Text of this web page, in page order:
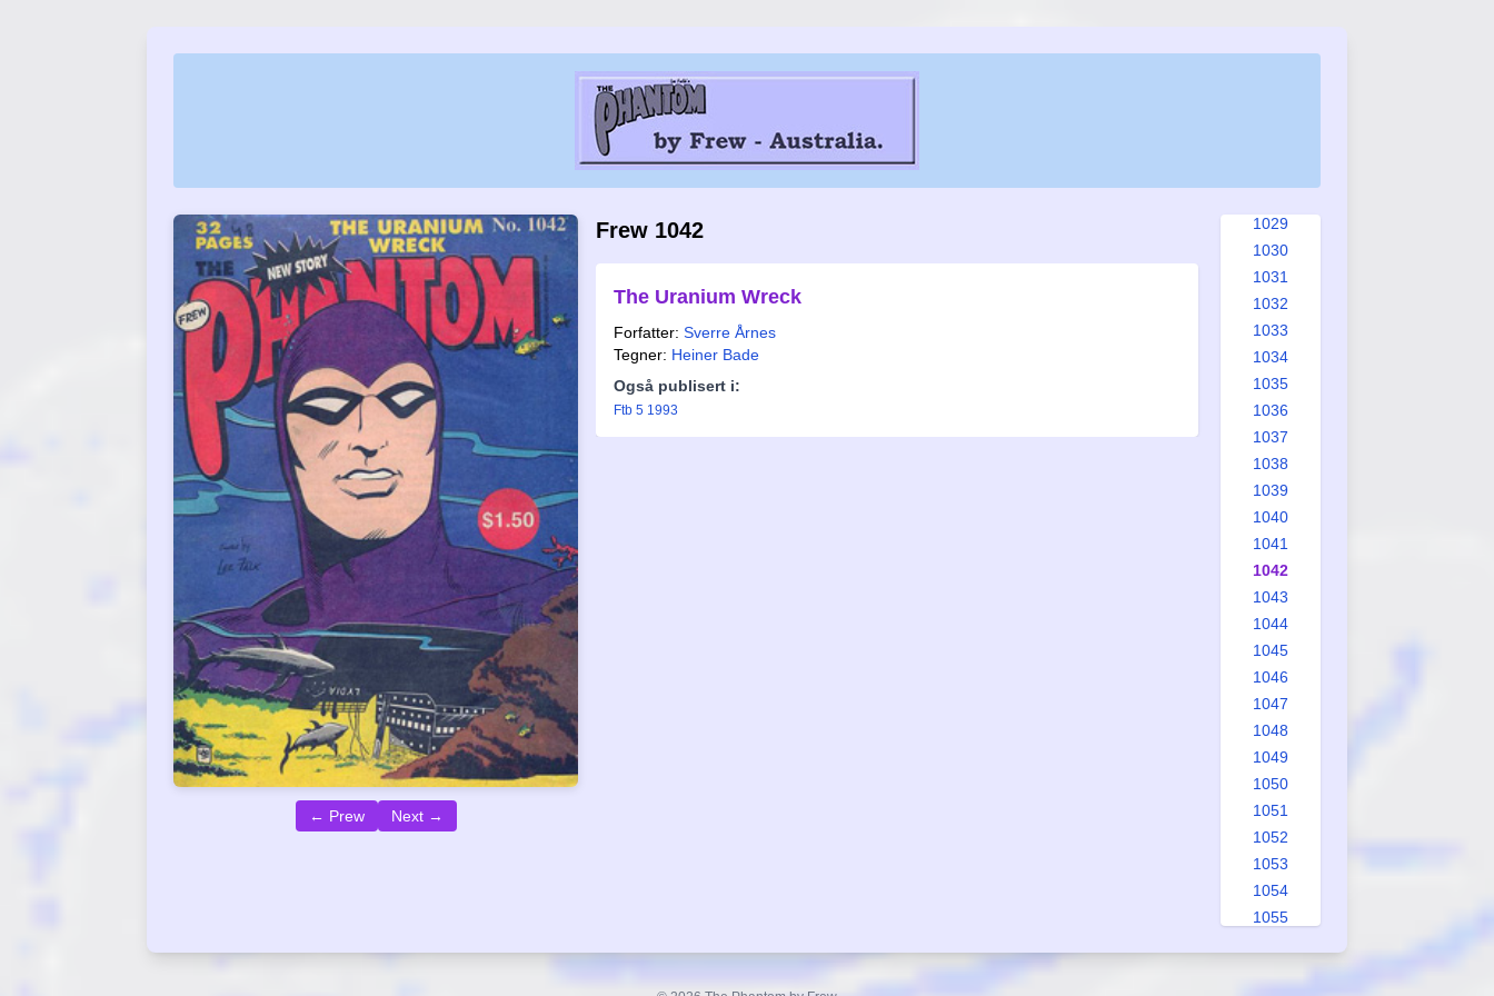
← Prew Next →
Frew 1042
The Uranium Wreck
Forfatter: Sverre Årnes
Tegner: Heiner Bade
Også publisert i:
Ftb 5 1993
1029
1030
1031
1032
1033
1034
1035
1036
1037
1038
1039
1040
1041
1042
1043
1044
1045
1046
1047
1048
1049
1050
1051
1052
1053
1054
1055